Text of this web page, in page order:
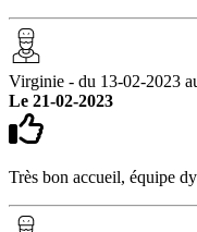
Virginie - du 13-02-2023
Le 21-02-2023
Très bon accueil, équipe